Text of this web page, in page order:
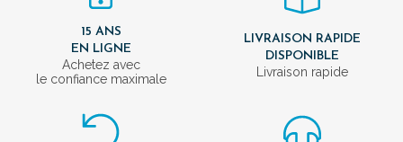
15 ANS
EN LIGNE
Achetez avec
le confiance maximale
LIVRAISON RAPIDE
DISPONIBLE
Livraison rapide